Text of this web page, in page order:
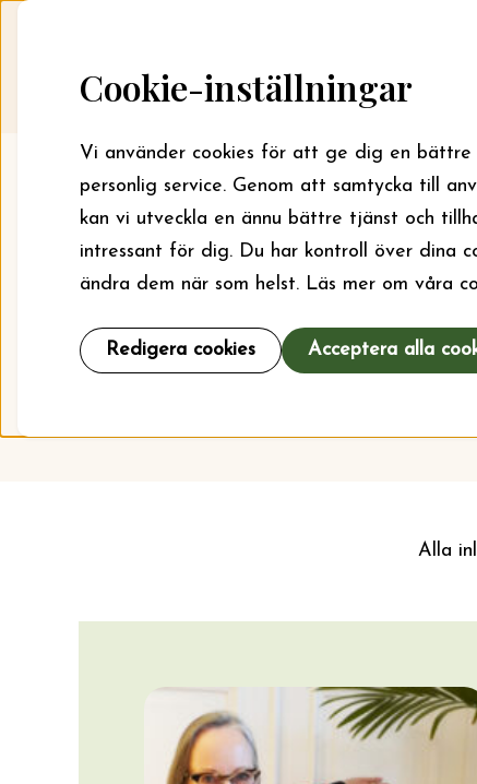
Cookie-inställningar
Vi använder cookies för att ge dig en bättre
personlig service. Genom att samtycka till
kan vi utveckla en ännu bättre tjänst och
intressant för dig. Du har kontroll över dina
ändra dem när som helst. Läs mer om våra
Redigera cookies Acceptera alla
Här kan du
För läger
och
Alla